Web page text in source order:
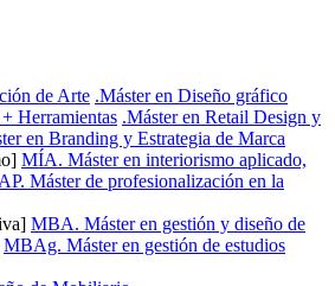
de Arte .Máster en Diseño gráfico
Herramientas .Máster en Retail Design y
en Branding y Estrategia de Marca
MÍA. Máster en interiorismo aplicado,
Máster de profesionalización en la
MBA. Máster en gestión y diseño de
MBAg. Máster en gestión de estudios